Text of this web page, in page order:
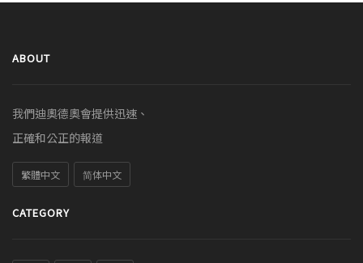
ABOUT
我們迪奧德奧會提供迅速、
正確和公正的報道
繁體中文 简体中文
CATEGORY